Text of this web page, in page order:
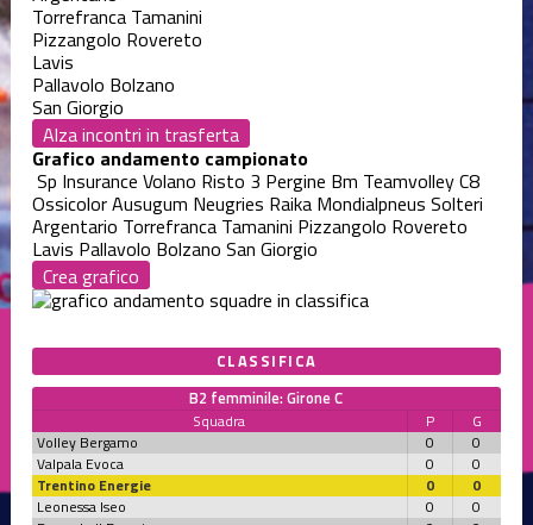
Torrefranca Tamanini
Pizzangolo Rovereto
Lavis
Pallavolo Bolzano
San Giorgio
Alza incontri in trasferta
Grafico andamento campionato
Sp Insurance Volano Risto 3 Pergine Bm Teamvolley C8
Ossicolor Ausugum Neugries RaikaMondialpneus Solteri
Argentario Torrefranca Tamanini Pizzangolo Rovereto
Lavis Pallavolo Bolzano San Giorgio
Crea grafico
CLASSIFICA
B2 femminile: Girone C
Squadra P
G
Volley Bergamo
0
0
Valpala Evoca
0
0
Trentino Energie
0
0
Leonessa Iseo
0
0